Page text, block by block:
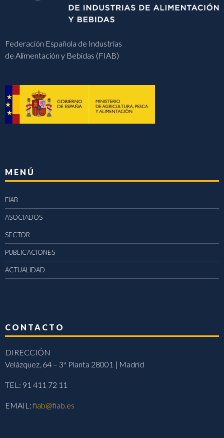
Federación Española de Industrias
de Alimentación y Bebidas (FIAB)
MENÚ
FIAB
ASOCIADOS
SECTOR
PUBLICACIONES
ACTUALIDAD
CONTACTO
DIRECCIÓN
Velázquez, 64 – 3ª Planta 28001 | Madrid
TEL: 91 411 72 11
EMAIL:fiab@fiab.es